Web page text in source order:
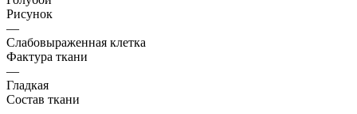
Рисунок
—
Слабовыраженная клетка
Фактура ткани
—
Гладкая
Состав ткани